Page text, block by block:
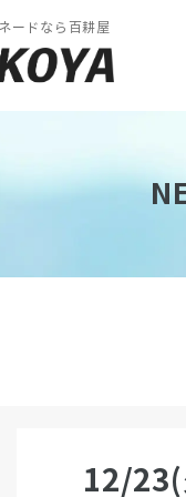
ードなら百耕屋
12/23(